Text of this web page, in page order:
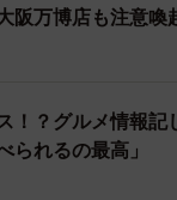
、三重電気鉄道（
阪万博店も注意喚
！？グルメ情報記
られるの最高」